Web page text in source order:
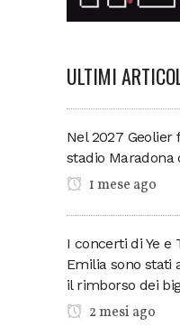
ULTIMI
Nel 2027
stadio Maradona
1 mese ago
I concerti di Ye e
Emilia sono stati
il rimborso dei
2 mesi ago